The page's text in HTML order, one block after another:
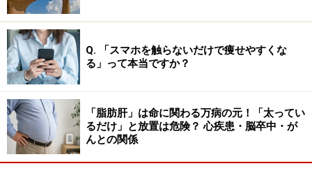
Q. 「スマホを触らないだけで痩せやすくな
る」って本当ですか？
「脂肪肝」は命に関わる万病の元！「太ってい
るだけ」と放置は危険？ 心疾患・脳卒中・が
んとの関係